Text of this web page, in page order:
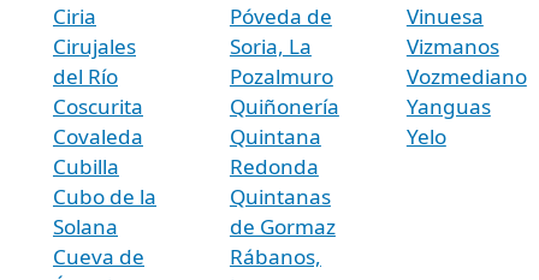
Ciria
Cirujales
del Río
Coscurita
Covaleda
Cubilla
Cubo de la
Solana
Cueva de
Póveda de
Soria, La
Pozalmuro
Quiñonería
Quintana
Redonda
Quintanas
de Gormaz
Rábanos,
Vinuesa
Vizmanos
Vozmediano
Yanguas
Yelo